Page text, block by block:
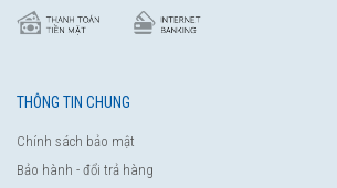
THÔNG TIN CHUNG
Chính sách bảo mật
Bảo hành - đổi trả hàng